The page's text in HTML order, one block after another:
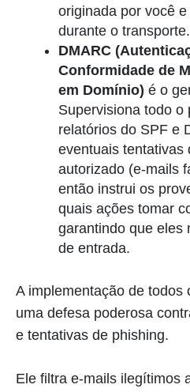
originada por você
durante o transporte.
DMARC
Conformidade de
em Domínio) é o
Supervisiona todo o
relatórios do SPF e
eventuais tentativas
autorizado (e-mails
então instrui os
quais ações tomar
garantindo que eles
de entrada.
A implementação de todos
uma defesa poderosa
e tentativas de phishing.
Ele filtra e-mails ilegítimos